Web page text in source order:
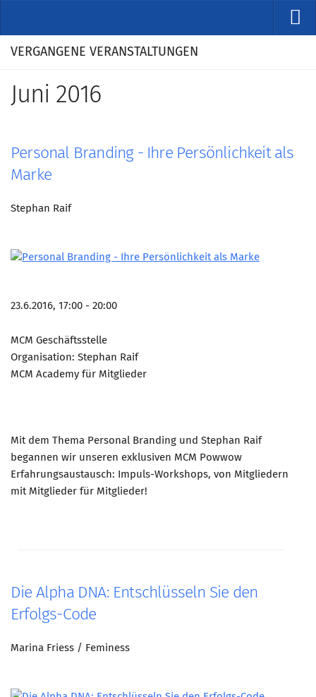
VERANSTALTUNGEN
Rückblicke
ÜBER
Marketing Pioniere
MarketingFrauen
Münchner Marketingpreis
Mentoring
Partnerschaften
Marketing Pioniere im BVMC
CLUB-KOMMUNIKATION
Mitglied werden
PODCAST
AKTUELLES
VERGANGENE VERANSTALTUNGEN
Juni 2016
Personal Branding - Ihre Persönlichkeit als
Marke
Stephan Raif
23.6.2016, 17:00 - 20:00
MCM Geschäftsstelle
Organisation: Stephan Raif
MCM Academy für Mitglieder
Mit dem Thema Personal Branding und Stephan Raif
begannen wir unseren exklusiven MCM Powwow
Erfahrungsaustausch: Impuls-Workshops, von Mitgliedern
mit Mitglieder für Mitglieder!
Die Alpha DNA: Entschlüsseln Sie den
Erfolgs-Code
Marina Friess / Feminess